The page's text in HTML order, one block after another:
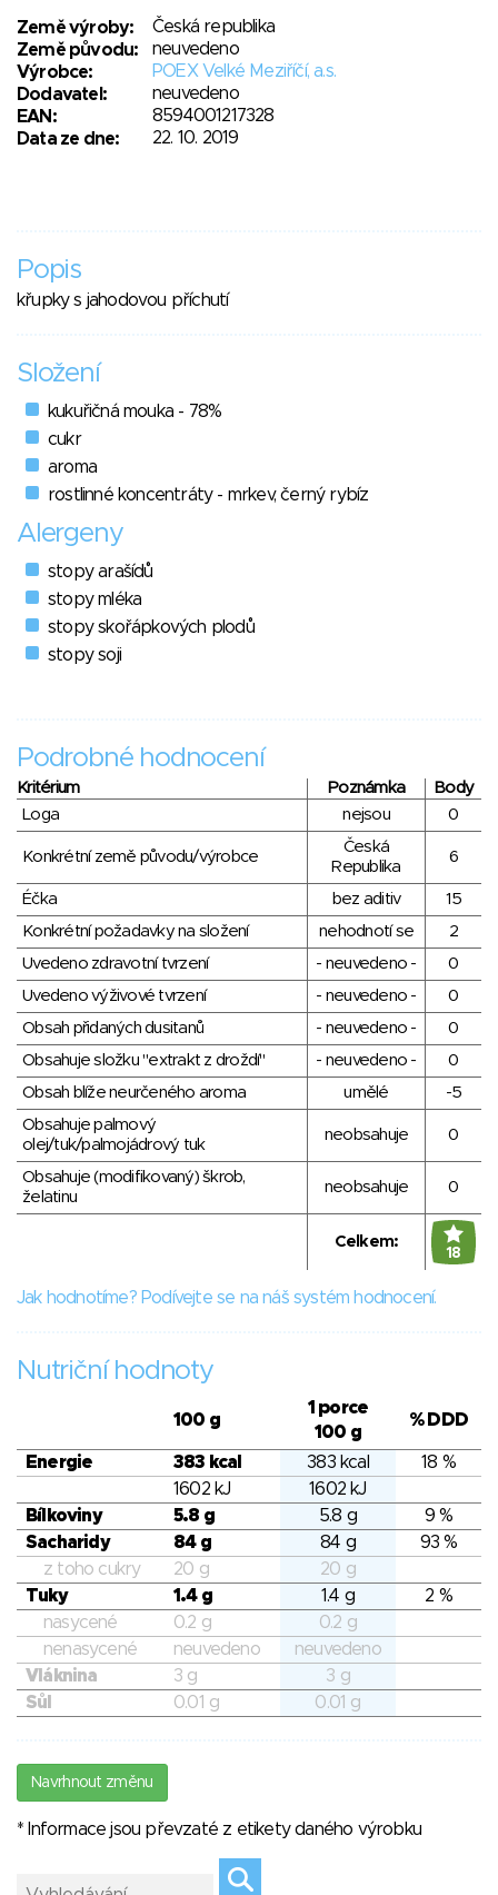
Země výroby:
Česká republika
Země původu:
neuvedeno
Výrobce:
POEX Velké Meziříčí, a.s.
Dodavatel:
neuvedeno
EAN:
8594001217328
Data ze dne:
22. 10. 2019
Popis
křupky s jahodovou příchutí
Složení
kukuřičná mouka - 78%
cukr
aroma
rostlinné koncentráty - mrkev, černý rybíz
Alergeny
stopy arašídů
stopy mléka
stopy skořápkových plodů
stopy soji
Podrobné hodnocení
Kritérium Poznámka
Body
Loga
nejsou 0
Konkrétní země původu/výrobce
Česká
Republika
6
Éčka bez aditiv
15
Konkrétní požadavky na složení
nehodnotí se
2
Uvedeno zdravotní tvrzení
- neuvedeno -
0
Uvedeno výživové tvrzení
- neuvedeno -
0
Obsah přidaných dusitanů
- neuvedeno -
0
Obsahuje složku "extrakt z droždí"
- neuvedeno -
0
Obsah blíže neurčeného aroma
umělé
-5
Obsahuje palmový
olej/tuk/palmojádrový tuk
neobsahuje 0
Obsahuje (modifikovaný) škrob,
želatinu
neobsahuje 0
Celkem:
18
Jak hodnotíme? Podívejte se na náš systém hodnocení.
Nutriční hodnoty
100 g
1 porce
100 g
% DDD
Energie 383 kcal 383 kcal
18 %
1602 kJ
1602 kJ
Bílkoviny
5.8 g 5.8 g
9 %
Sacharidy
84 g 84 g
93 %
z toho cukry
20 g
20 g
Tuky
1.4 g 1.4 g
2 %
nasycené
0.2 g
0.2 g
nenasycené
neuvedeno
neuvedeno
Vláknina
3 g
3 g
Sůl
0.01 g 0.01 g
Navrhnout změnu
* Informace jsou převzaté z etikety daného výrobku